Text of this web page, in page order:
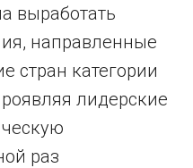
выработать
направленные
стран категории
лидерские
раз